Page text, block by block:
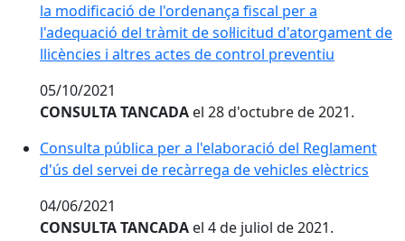
la modificació de l'ordenança fiscal per a
l'adequació del tràmit de sol·licitud d'atorgament de
llicències i altres actes de control preventiu
05/10/2021
CONSULTA TANCADA el 28 d'octubre de 2021.
Consulta pública per a l'elaboració del Reglament
Consulta pública per a l'elaboració del Reglament
d'ús del servei de recàrrega de vehicles elèctrics
04/06/2021
CONSULTA TANCADA el 4 de juliol de 2021.